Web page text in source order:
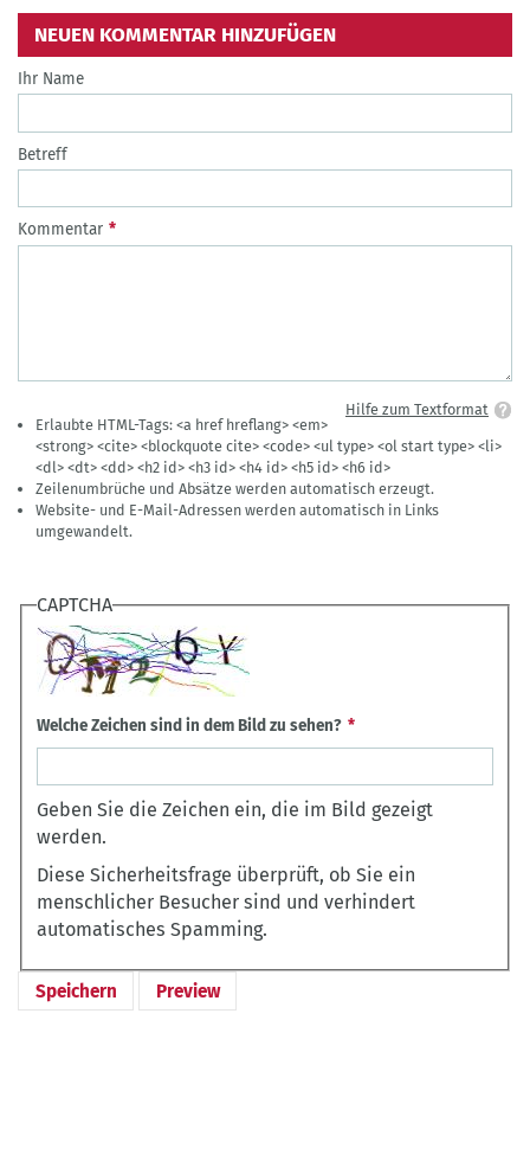
NEUEN KOMMENTAR HINZUFÜGEN
Ihr Name
Betreff
Kommentar
Hilfe zum Textformat
Erlaubte HTML-Tags: <a href hreflang> <em>
<strong> <cite> <blockquote cite> <code> <ul type> <ol start type> <li>
<dl> <dt> <dd> <h2 id> <h3 id> <h4 id> <h5 id> <h6 id>
Zeilenumbrüche und Absätze werden automatisch erzeugt.
Website- und E-Mail-Adressen werden automatisch in Links
umgewandelt.
CAPTCHA
Welche Zeichen sind in dem Bild zu sehen?
Geben Sie die Zeichen ein, die im Bild gezeigt
werden.
Diese Sicherheitsfrage überprüft, ob Sie ein
menschlicher Besucher sind und verhindert
automatisches Spamming.